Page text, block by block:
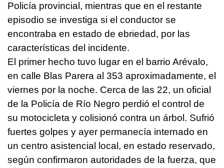
Policía provincial, mientras que en el restante
episodio se investiga si el conductor se
encontraba en estado de ebriedad, por las
características del incidente.
El primer hecho tuvo lugar en el barrio Arévalo,
en calle Blas Parera al 353 aproximadamente, el
viernes por la noche. Cerca de las 22, un oficial
de la Policía de Río Negro perdió el control de
su motocicleta y colisionó contra un árbol. Sufrió
fuertes golpes y ayer permanecía internado en
un centro asistencial local, en estado reservado,
según confirmaron autoridades de la fuerza, que